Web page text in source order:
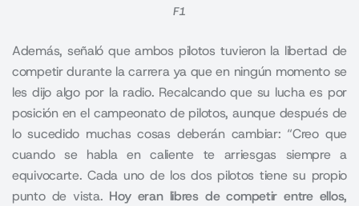
F1
Además, señaló que ambos pilotos tuvieron la libertad de
competir durante la carrera ya que en ningún momento se
les dijo algo por la radio. Recalcando que su lucha es por
posición en el campeonato de pilotos, aunque después de
lo sucedido muchas cosas deberán cambiar: “Creo que
cuando se habla en caliente te arriesgas siempre a
equivocarte. Cada uno de los dos pilotos tiene su propio
punto de vista. Hoy eran libres de competir entre ellos,